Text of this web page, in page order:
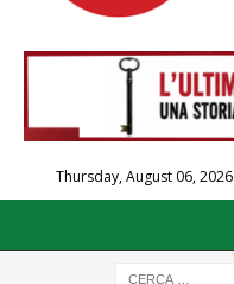
Thursday, August 06, 2026